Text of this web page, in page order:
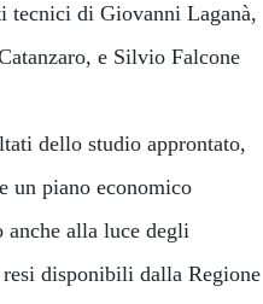
tecnici di Giovanni Laganà,
e Silvio Falcone
dello studio approntato,
un piano economico
anche alla luce degli
disponibili dalla Regione